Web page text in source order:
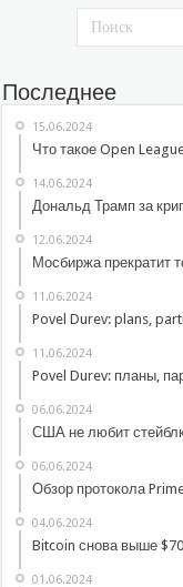
Последнее
15.06.2024
Что такое Open
14.06.2024
Дональд Трамп за
12.06.2024
Мосбиржа прекратит
11.06.2024
Povel Durev: plans,
11.06.2024
Povel Durev: планы,
06.06.2024
США не любит
06.06.2024
Обзор протокола
04.06.2024
Bitcoin снова выше
01.06.2024